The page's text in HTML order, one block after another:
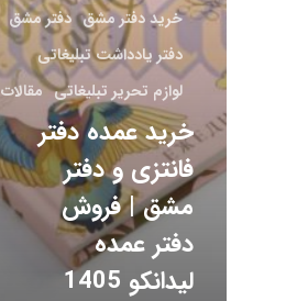
خرید دفتر مشق دفتر مشق
دفتر یادداشت تبلیغاتی
لوازم تحریر تبلیغاتی مقالات
خرید عمده دفتر
فانتزی و دفتر
مشق | فروش
دفتر عمده
لیدانکو 1405